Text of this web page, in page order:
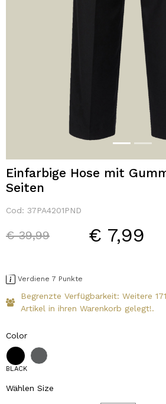
Einfarbige Hose mit
Seiten
Cod: 37PA4201PND
Price reduced from
€ 39,99to € 7,99
Verdiene 7 Punkte
Begrenzte Verfügbarkeit: Weitere
Artikel in ihren Warenkorb gelegt!.
Color
BLACK
Wählen Size